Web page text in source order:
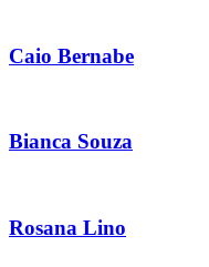
Caio Bernabe
Bianca Souza
Rosana Lino